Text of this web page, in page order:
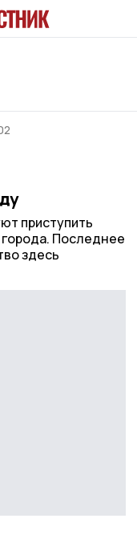
приступить
Последнее
здесь